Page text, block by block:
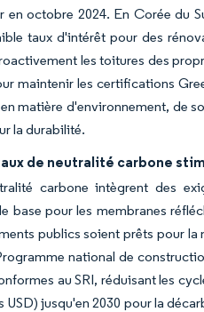
en octobre 2024. En Corée du
taux d'intérêt pour des
les toitures des
maintenir les certifications
matière d'environnement, de
la durabilité.
de neutralité carbone
carbone intègrent des
base pour les membranes
publics soient prêts pour
national de
au SRI, réduisant les
jusqu'en 2030 pour la